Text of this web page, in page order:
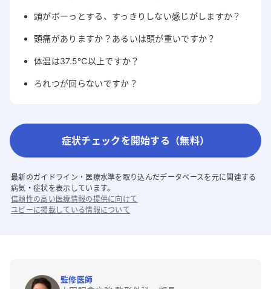
頭がボーっとする、すっきりしない感じがしますか？
頭痛がありますか？あるいは頭が重いですか？
体温は37.5℃以上ですか？
ろれつが回らないですか？
症状チェックを開始する（無料）
最新のガイドライン・医療水準を取り込んだデータベースを元に関連する
病気・症状を表示しています。
信頼性の高い医療情報の提供に向けて
ユビーに掲載している情報について
監修医師